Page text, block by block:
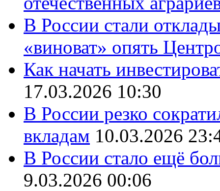
В России стали
«виноват» опять
Как начать
17.03.2026 10:30
В России резко
вкладам 10.03.2026
В России стало ещё
9.03.2026 00:06